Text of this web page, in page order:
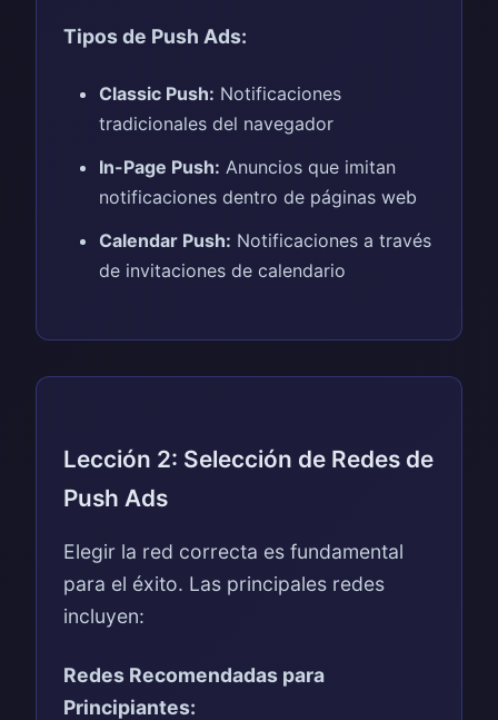
Tipos de Push Ads:
Classic Push: Notificaciones
tradicionales del navegador
In-Page Push: Anuncios que imitan
notificaciones dentro de páginas web
Calendar Push: Notificaciones a través
de invitaciones de calendario
Lección 2: Selección de Redes de
Push Ads
Elegir la red correcta es fundamental
para el éxito. Las principales redes
incluyen:
Redes Recomendadas para
Principiantes: